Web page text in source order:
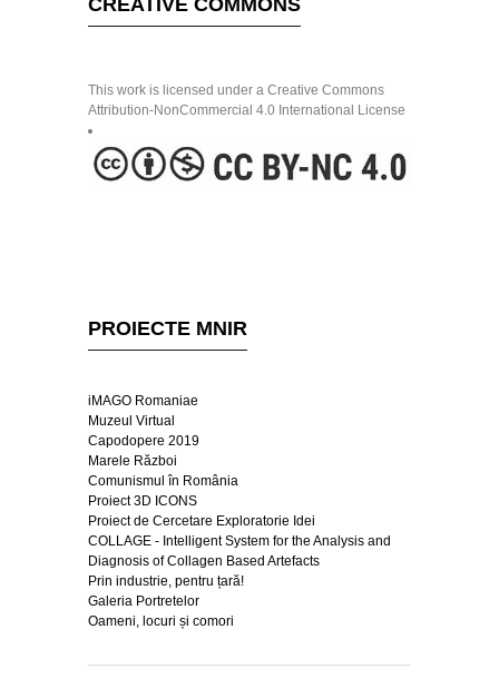
This work is licensed under a Creative Commons
Attribution-NonCommercial 4.0 International License
PROIECTE MNIR
iMAGO Romaniae
Muzeul Virtual
Capodopere 2019
Marele Război
Comunismul în România
Proiect 3D ICONS
Proiect de Cercetare Exploratorie Idei
COLLAGE - Intelligent System for the Analysis and
Diagnosis of Collagen Based Artefacts
Prin industrie, pentru țară!
Galeria Portretelor
Oameni, locuri și comori